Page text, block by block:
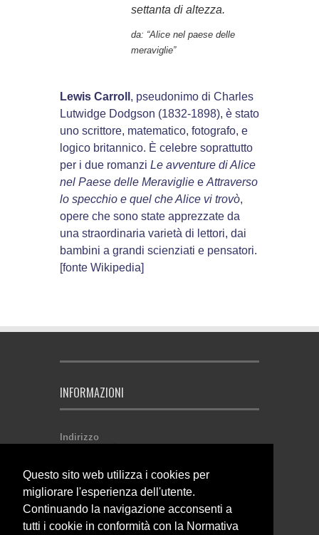
settanta di altezza.
da: “Alice nel paese delle
meraviglie”
Lewis Carroll , pseudonimo di Charles
Lutwidge Dodgson (1832-1898), è stato
uno scrittore, matematico, fotografo, e
logico britannico. È celebre soprattutto
per i due romanzi Le avventure di Alice
nel Paese delle Meraviglie e Attraverso
lo specchio e quel che Alice vi trovò,
opere che sono state apprezzate da
una straordinaria varietà di lettori, dai
bambini a grandi scienziati e pensatori.
[fonte Wikipedia]
INFORMAZIONI
Indirizzo
Comunità di Primiero
38054 Tonadico (TN) - Italia
P. IVA 02146500224
Come contattarci
Email: affarigenerali@primiero.tn.it
Telefono: 0439.64641
Questo sito web utilizza i cookies per
migliorare l'esperienza dell'utente.
Continuando la navigazione acconsenti a
tutti i cookie in conformità con la Normativa